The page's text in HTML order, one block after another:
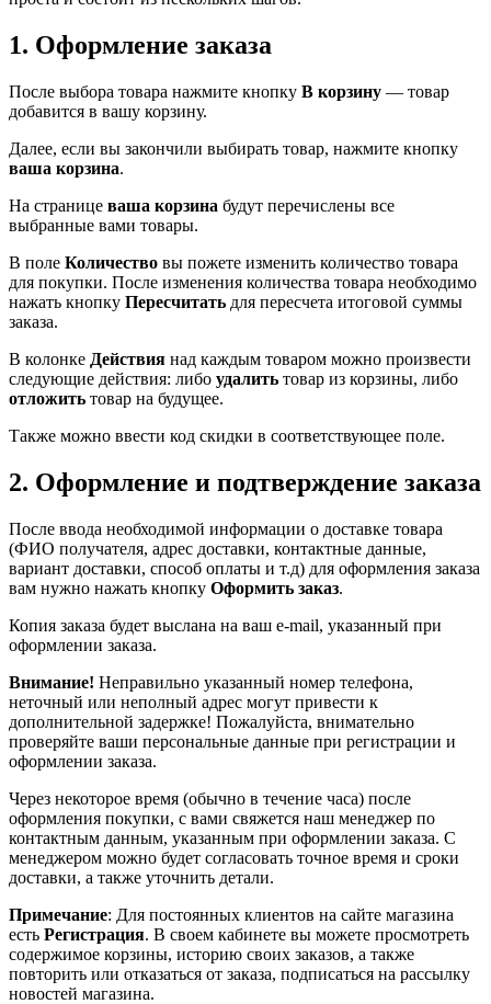
1. Оформление заказа
После выбора товара нажмите кнопку В корзину — товар
добавится в вашу корзину.
Далее, если вы закончили выбирать товар, нажмите кнопку
ваша корзина.
На странице ваша корзина будут перечислены все
выбранные вами товары.
В поле Количество вы пожете изменить количество товара
для покупки. После изменения количества товара необходимо
нажать кнопку Пересчитать для пересчета итоговой суммы
заказа.
В колонке Действия над каждым товаром можно произвести
следующие действия: либо удалить товар из корзины, либо
отложить товар на будущее.
Также можно ввести код скидки в соответствующее поле.
2. Оформление и подтверждение заказа
После ввода необходимой информации о доставке товара
(ФИО получателя, адрес доставки, контактные данные,
вариант доставки, способ оплаты и т.д) для оформления заказа
вам нужно нажать кнопку Оформить заказ.
Копия заказа будет выслана на ваш e-mail, указанный при
оформлении заказа.
Внимание! Неправильно указанный номер телефона,
неточный или неполный адрес могут привести к
дополнительной задержке! Пожалуйста, внимательно
проверяйте ваши персональные данные при регистрации и
оформлении заказа.
Через некоторое время (обычно в течение часа) после
оформления покупки, с вами свяжется наш менеджер по
контактным данным, указанным при оформлении заказа. С
менеджером можно будет согласовать точное время и сроки
доставки, а также уточнить детали.
Примечание: Для постоянных клиентов на сайте магазина
есть Регистрация. В своем кабинете вы можете просмотреть
содержимое корзины, историю своих заказов, а также
повторить или отказаться от заказа, подписаться на рассылку
новостей магазина.